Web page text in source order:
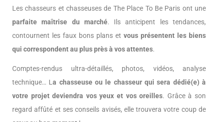
Les chasseurs et chasseuses de The Place To Be Paris ont une
parfaite maîtrise du marché. Ils anticipent les tendances,
contournent les faux bons plans et vous présentent les biens
qui correspondent au plus près à vos attentes.
Comptes-rendus ultra-détaillés, photos, vidéos, analyse
technique… La chasseuse ou le chasseur qui sera dédié(e) à
votre projet deviendra vos yeux et vos oreilles. Grâce à son
regard affûté et ses conseils avisés, elle trouvera votre coup de